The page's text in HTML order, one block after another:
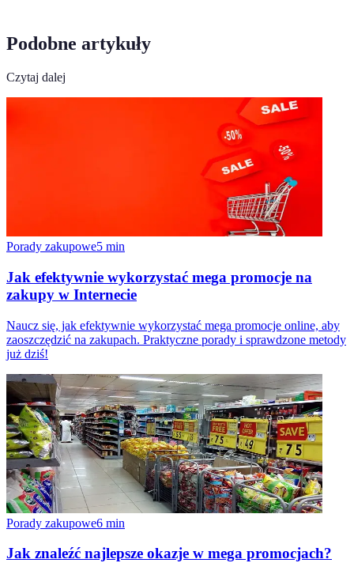
Podobne artykuły
Czytaj dalej
Porady zakupowe5 min
Jak efektywnie wykorzystać mega promocje na
zakupy w Internecie
Naucz się, jak efektywnie wykorzystać mega promocje online, aby
zaoszczędzić na zakupach. Praktyczne porady i sprawdzone metody
już dziś!
Porady zakupowe6 min
Jak znaleźć najlepsze okazje w mega promocjach?